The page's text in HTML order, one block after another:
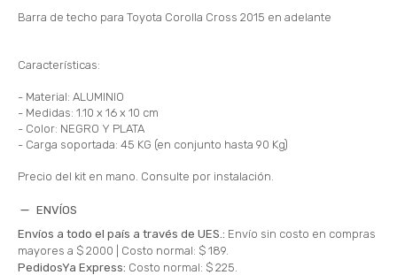
Barra de techo para Toyota Corolla Cross 2015 en adelante
Características:
- Material: ALUMINIO
- Medidas: 1.10 x 16 x 10 cm
- Color: NEGRO Y PLATA
- Carga soportada: 45 KG (en conjunto hasta 90 Kg)
Precio del kit en mano. Consulte por instalación.
ENVÍOS
Envíos a todo el país a través de UES.: Envío sin costo en compras
mayores a $ 2000 | Costo normal: $ 189.
PedidosYa Express: Costo normal: $ 225.